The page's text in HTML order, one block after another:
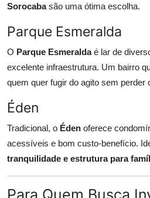
Sorocabasão uma ótima escolha.
Parque Esmeralda
O Parque Esmeraldaé lar de
excelente infraestrutura. Um bairro
quem quer fugir do agito sem perder
Éden
Tradicional, o Éden oferece
acessíveis e bom custo-benefício.
tranquilidade e estrutura para
Para Quem Busca